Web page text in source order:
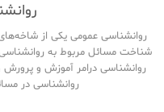
روانشناسی عمومی یکی از
شناخت مسائل مربوط به روانشناسی
روانشناسی درامر آموزش و پرورش
روانشناسی در